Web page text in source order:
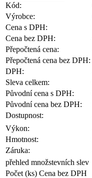
Kód:
Výrobce:
Cena s DPH:
Cena bez DPH:
Přepočtená cena:
Přepočtená cena bez DPH:
DPH:
Sleva celkem:
Původní cena s DPH:
Původní cena bez DPH:
Dostupnost:
Výkon:
Hmotnost:
Záruka:
přehled množstevních slev
Počet (ks) Cena bez DPH